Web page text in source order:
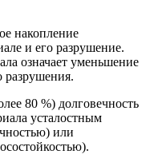
накопление
и его разрушение.
означает уменьшение
разрушения.
80 %) долговечность
усталостным
или